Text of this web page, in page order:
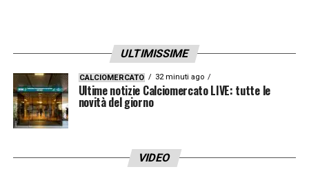
ULTIMISSIME
CALCIOMERCATO 32 minuti ago
Ultime notizie Calciomercato LIVE: tutte le
novità del giorno
VIDEO